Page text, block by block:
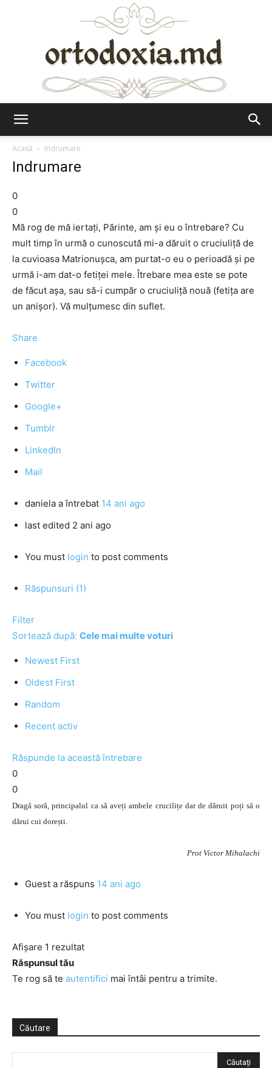
Acasă
Indrumare
Indrumare
0
0
Mă rog de mă iertaţi, Părinte, am şi eu o întrebare? Cu
mult timp în urmă o cunoscută mi-a dăruit o cruciuliţă de
la cuvioasa Matrionuşca, am purtat-o eu o perioadă şi pe
urmă i-am dat-o fetiţei mele. Îtrebare mea este se pote
de făcut aşa, sau să-i cumpăr o cruciuliţă nouă (fetiţa are
un anişor). Vă mulţumesc din suflet.
Share
Facebook
Twitter
Google+
Tumblr
LinkedIn
Mail
daniela a întrebat 14 ani ago
last edited 2 ani ago
You must login to post comments
Răspunsuri (1)
Filter
Sortează după: Cele mai multe voturi
Newest First
Oldest First
Random
Recent activ
Răspunde la această întrebare
0
0
Dragă soră, principalul ca să aveți ambele crucilițe dar de dăruit poți să o
dărui cui dorești.
Prot Victor Mihalachi
Guest a răspuns 14 ani ago
You must login to post comments
Afișare 1 rezultat
Răspunsul tău
Te rog să te autentifici mai întâi pentru a trimite.
Căutare